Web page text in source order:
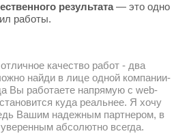
результата— это одно
работы.
качество работ - два
найди в лице одной компании-
Вы работаете напрямую с web-
куда реальнее. Я хочу
Вашим надежным партнером, в
абсолютно всегда.